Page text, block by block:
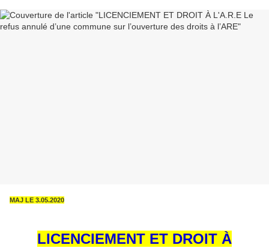
MAJ LE 3.05.2020
LICENCIEMENT ET DROIT À